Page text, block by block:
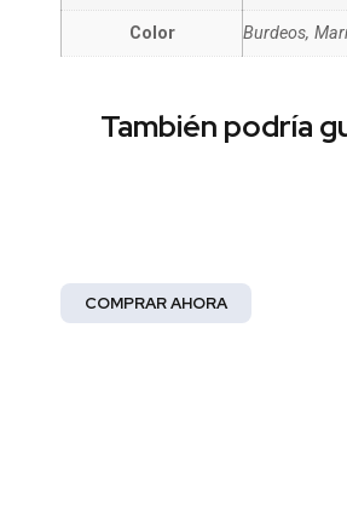
Color Burdeos,
También podría
COMPRAR AHORA